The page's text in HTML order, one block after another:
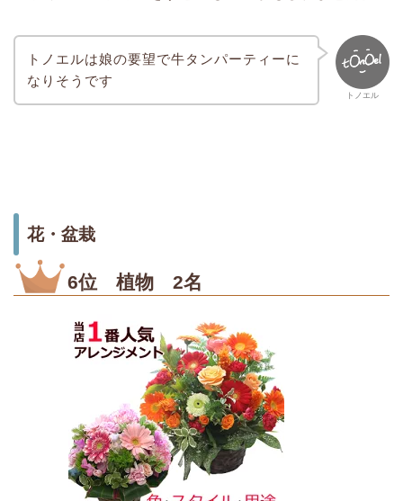
トノエル
トノエルは娘の要望で牛タンパーティーに
なりそうです
花・盆栽
6位 植物 2名